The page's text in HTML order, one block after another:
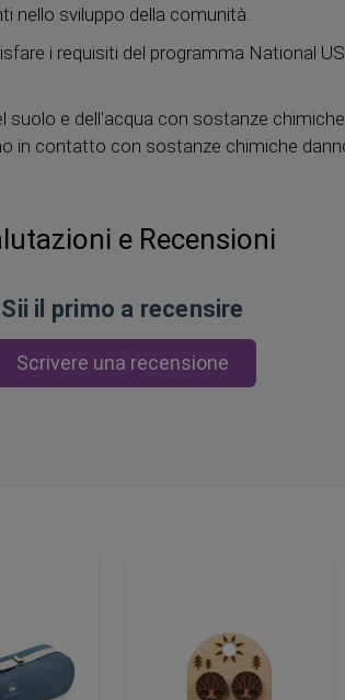
nello sviluppo della comunità.
i requisiti del programma National
suolo e dell'acqua con sostanze
in contatto con sostanze chimiche
e Recensioni
Sii il primo a recensire
Scrivere una recensione